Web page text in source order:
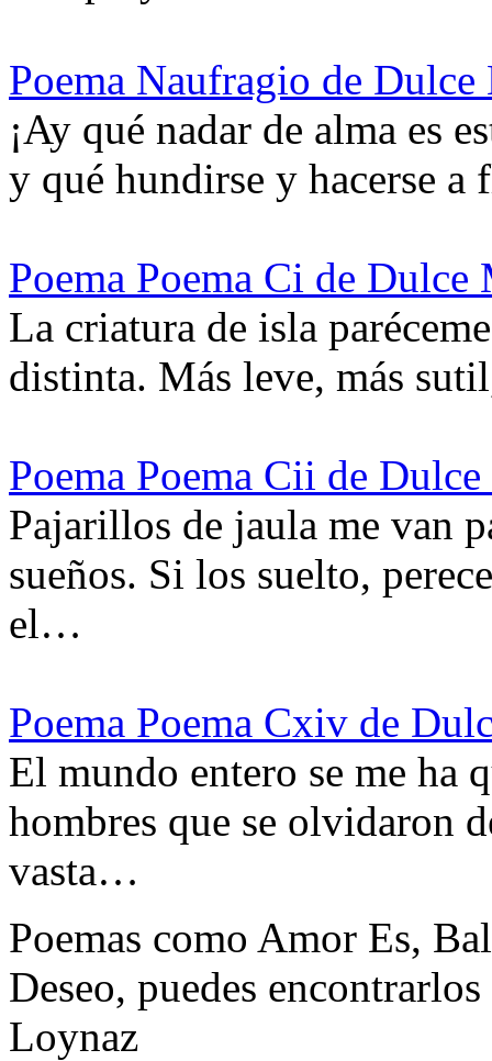
Poema Naufragio de
¡Ay qué nadar de alma es
y qué hundirse y hacerse
Poema Poema Ci de
La criatura de isla
distinta. Más leve, más
Poema Poema Cii de
Pajarillos de jaula me van
sueños. Si los suelto,
el…
Poema Poema Cxiv de
El mundo entero se me ha
hombres que se olvidaron
vasta…
Poemas como Amor Es,
Deseo, puedes
Loynaz